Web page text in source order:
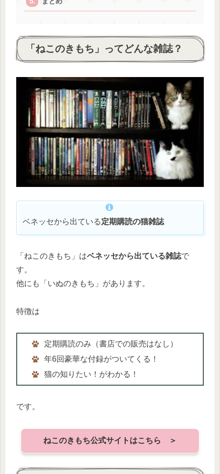
「ねこのきもち」ってどんな雑誌？
ベネッセから出ている定期購読の猫雑誌
「ねこのきもち」はベネッセから出ている雑誌で
す。
他にも「いぬのきもち」があります。
特徴は
定期購読のみ（書店での販売はなし）
年6回豪華な付録がついてくる！
猫の知りたい！がわかる！
です。
ねこのきもち公式サイトはこちら ＞